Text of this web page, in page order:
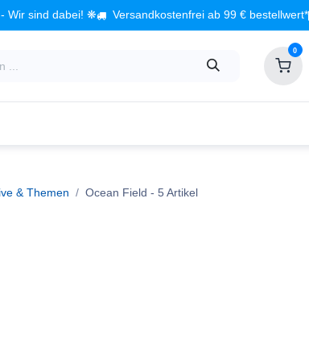
Wir sind dabei! ❋ Versandkostenfrei ab 99 € bestellwert*
0
& Themen Ocean Field - 5 Artikel